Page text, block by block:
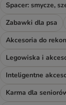
Spacer: smycze,
Zabawki dla psa
Legowiska i
Inteligentne
Karma dla